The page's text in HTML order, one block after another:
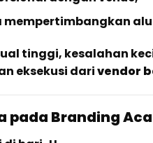
tinggi, kesalahan
eksekusi darivendor
pada Branding